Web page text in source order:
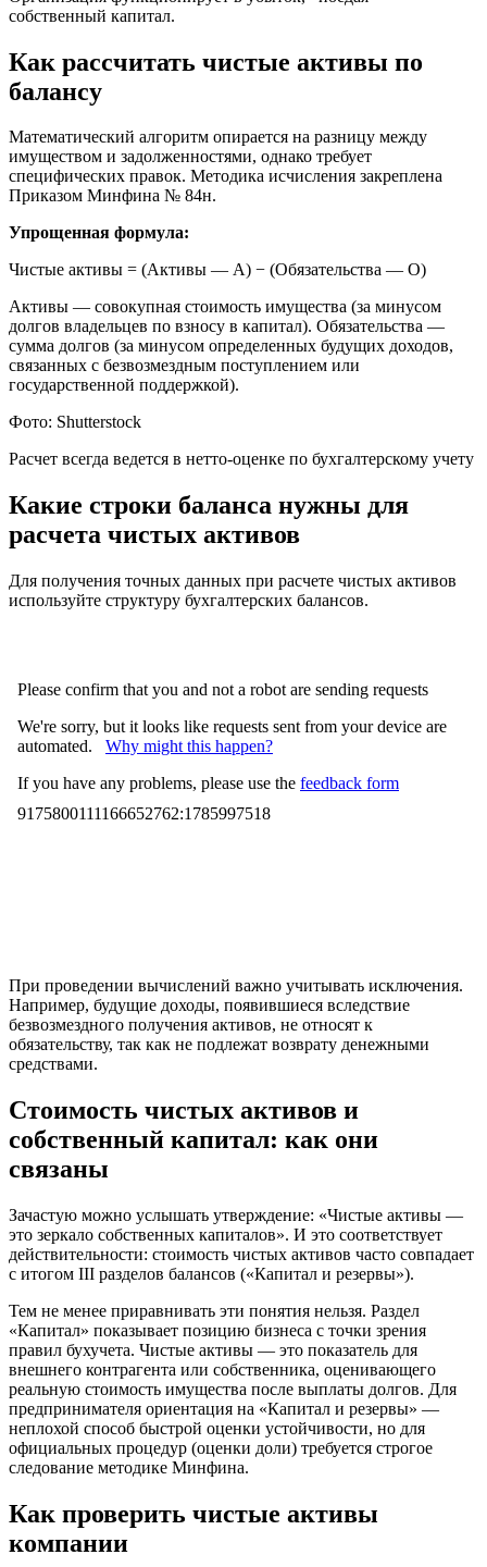
собственный капитал.
Как рассчитать чистые активы по
балансу
Математический алгоритм опирается на разницу между
имуществом и задолженностями, однако требует
специфических правок. Методика исчисления закреплена
Приказом Минфина № 84н.
Упрощенная формула:
Чистые активы = (Активы — А) − (Обязательства — О)
Активы — совокупная стоимость имущества (за минусом
долгов владельцев по взносу в капитал). Обязательства —
сумма долгов (за минусом определенных будущих доходов,
связанных с безвозмездным поступлением или
государственной поддержкой).
Фото: Shutterstock
Расчет всегда ведется в нетто-оценке по бухгалтерскому учету
Какие строки баланса нужны для
расчета чистых активов
Для получения точных данных при расчете чистых активов
используйте структуру бухгалтерских балансов.
При проведении вычислений важно учитывать исключения.
Например, будущие доходы, появившиеся вследствие
безвозмездного получения активов, не относят к
обязательству, так как не подлежат возврату денежными
средствами.
Стоимость чистых активов и
собственный капитал: как они
связаны
Зачастую можно услышать утверждение: «Чистые активы —
это зеркало собственных капиталов». И это соответствует
действительности: стоимость чистых активов часто совпадает
с итогом III разделов балансов («Капитал и резервы»).
Тем не менее приравнивать эти понятия нельзя. Раздел
«Капитал» показывает позицию бизнеса с точки зрения
правил бухучета. Чистые активы — это показатель для
внешнего контрагента или собственника, оценивающего
реальную стоимость имущества после выплаты долгов. Для
предпринимателя ориентация на «Капитал и резервы» —
неплохой способ быстрой оценки устойчивости, но для
официальных процедур (оценки доли) требуется строгое
следование методике Минфина.
Как проверить чистые активы
компании